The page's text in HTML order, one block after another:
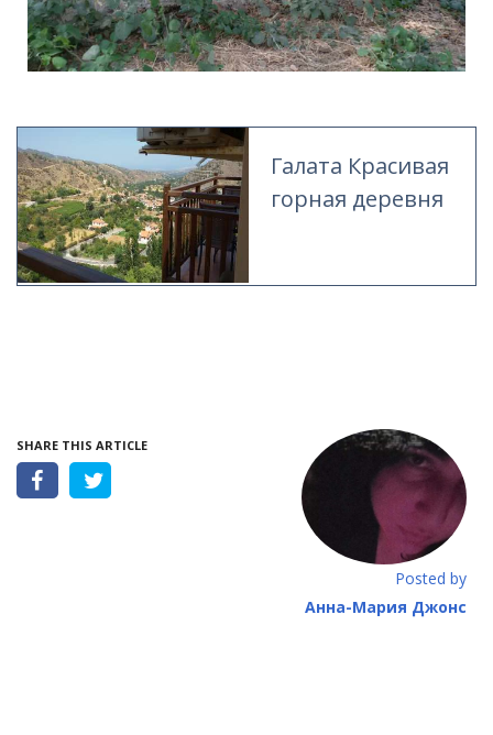
Галата Красивая
горная деревня
SHARE THIS ARTICLE
Posted by
Анна-Mария Джонс